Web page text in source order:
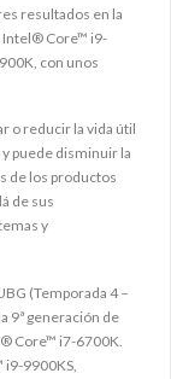
resultados en la
Intel® Core™ i9-
con unos
o reducir la vida útil
puede disminuir la
de los productos
de sus
y
(Temporada 4 –
9ª generación de
Core™ i7-6700K.
9900KS,